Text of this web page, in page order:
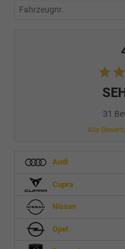
Fahrzeugnr.
31
Alle
Audi
Cupra
Nissan
Opel